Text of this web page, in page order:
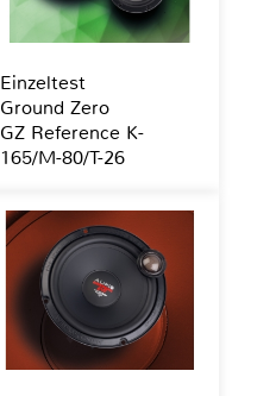
Einzeltest
Ground Zero
GZ Reference K-
165/M-80/T-26